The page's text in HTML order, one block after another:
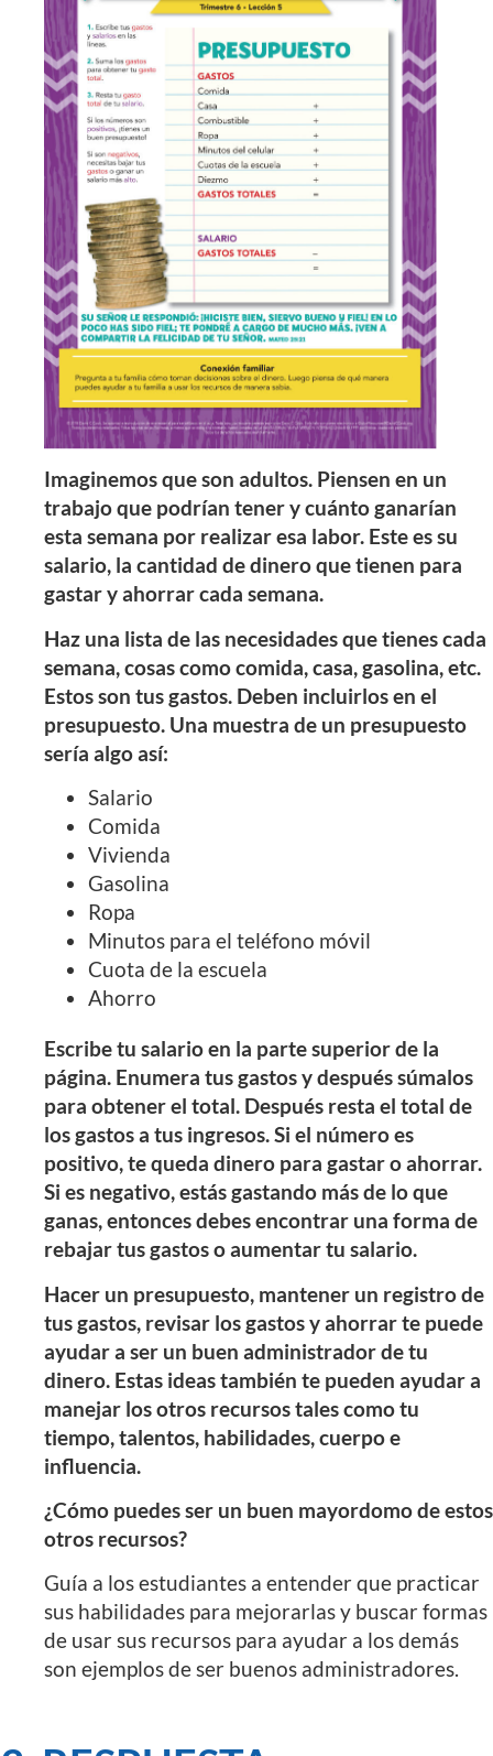
Imaginemos que son adultos. Piensen en un
trabajo que podrían tener y cuánto ganarían
esta semana por realizar esa labor. Este es su
salario, la cantidad de dinero que tienen para
gastar y ahorrar cada semana.
Haz una lista de las necesidades que tienes cada
semana, cosas como comida, casa, gasolina, etc.
Estos son tus gastos. Deben incluirlos en el
presupuesto. Una muestra de un presupuesto
sería algo así:
Salario
Comida
Vivienda
Gasolina
Ropa
Minutos para el teléfono móvil
Cuota de la escuela
Ahorro
Escribe tu salario en la parte superior de la
página. Enumera tus gastos y después súmalos
para obtener el total. Después resta el total de
los gastos a tus ingresos. Si el número es
positivo, te queda dinero para gastar o ahorrar.
Si es negativo, estás gastando más de lo que
ganas, entonces debes encontrar una forma de
rebajar tus gastos o aumentar tu salario.
Hacer un presupuesto, mantener un registro de
tus gastos, revisar los gastos y ahorrar te puede
ayudar a ser un buen administrador de tu
dinero. Estas ideas también te pueden ayudar a
manejar los otros recursos tales como tu
tiempo, talentos, habilidades, cuerpo e
influencia.
¿Cómo puedes ser un buen mayordomo de estos
otros recursos?
Guía a los estudiantes a entender que practicar
sus habilidades para mejorarlas y buscar formas
de usar sus recursos para ayudar a los demás
son ejemplos de ser buenos administradores.